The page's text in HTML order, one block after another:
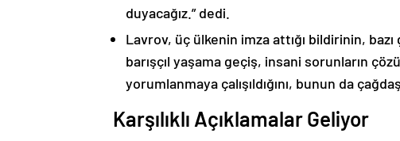
duyacağız.” dedi.
Lavrov, üç ülkenin imza attığı bildirinin,
barışçıl yaşama geçiş, insani sorunların
yorumlanmaya çalışıldığını, bunun da
Karşılıklı Açıklamalar Geliyor